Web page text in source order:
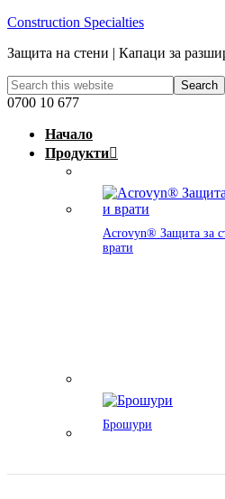
Construction Specialties
Защита на стени | Капаци за
0700 10 677
Начало
Продукти
Acrovyn® Защита за
врати
Брошури